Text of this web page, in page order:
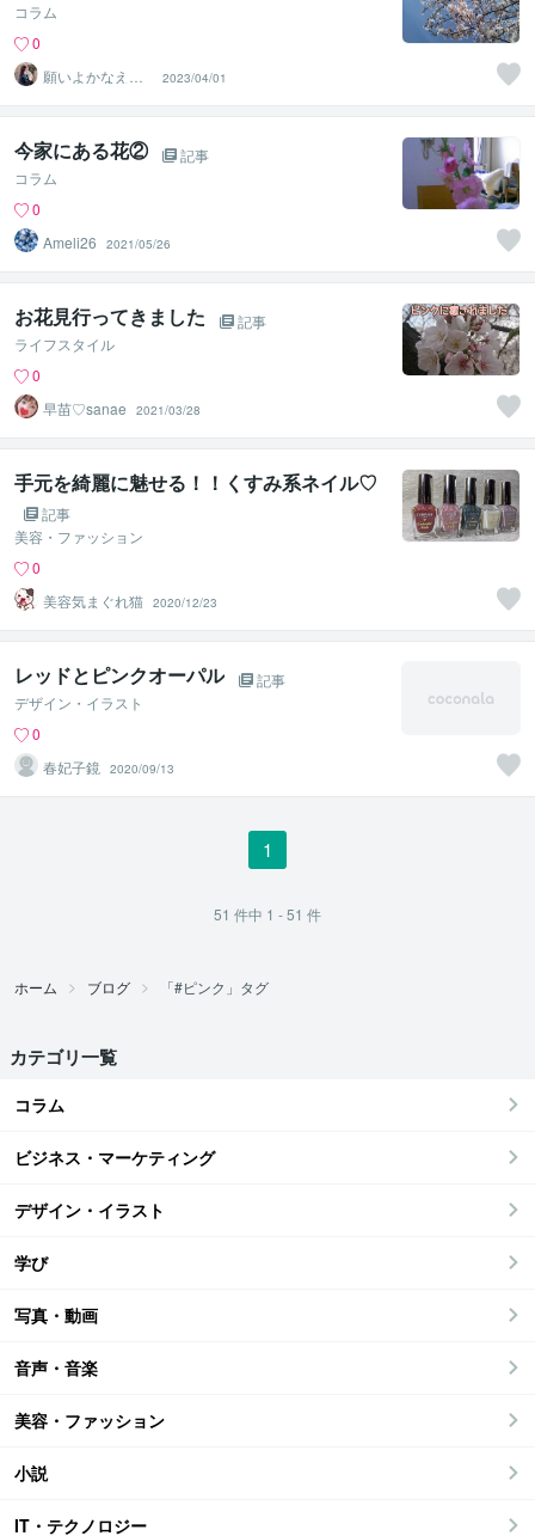
コラム
0
願いよかなえ～
ゆりか～
2023/04/01
今家にある花②
記事
コラム
0
Ameli26
2021/05/26
お花見行ってきました
記事
ライフスタイル
0
早苗♡sanae
2021/03/28
手元を綺麗に魅せる！！くすみ系ネイル♡
記事
美容・ファッション
0
美容気まぐれ猫 2020/12/23
レッドとピンクオーパル
記事
デザイン・イラスト
0
春妃子鏡
2020/09/13
1
51 件中 1 - 51 件
ホーム ブログ 「#ピンク」タグ
カテゴリ一覧
コラム
ビジネス・マーケティング
デザイン・イラスト
学び
写真・動画
音声・音楽
美容・ファッション
小説
IT・テクノロジー